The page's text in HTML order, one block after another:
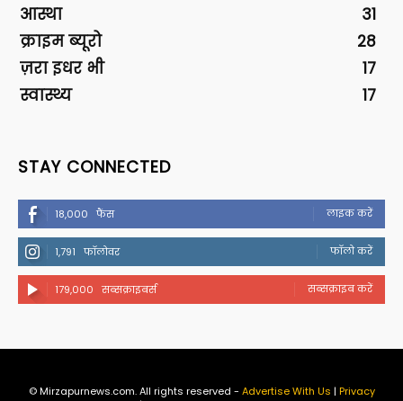
आस्था
31
क्राइम ब्यूरो
28
ज़रा इधर भी
17
स्वास्थ्य
17
STAY CONNECTED
18,000 फैंस लाइक करें
1,791 फॉलोवर फॉलो करें
179,000 सब्सक्राइबर्स सब्सक्राइब करें
© Mirzapurnews.com. All rights reserved - Advertise With Us | Privacy